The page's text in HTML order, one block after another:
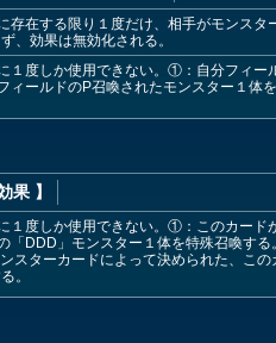
在する限り１度だけ、相手がモンスタ
、効果は無効化される。
１度しか使用できない。①：自分フィ
ールドのP召喚されたモンスター１体
果 】
度しか使用できない。①：このカード
「DDD」モンスター１体を特殊召喚す
スターカードによって決められた、こ
。